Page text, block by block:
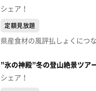
シェア！
定額見放題
”氷の神殿”冬の登山絶景ツア
シェア！